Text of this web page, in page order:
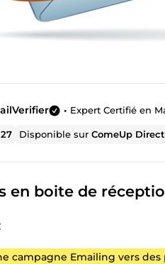
• Expert Certifié en
Disponible surComeUp Direct
en boite de
campagne Emailing vers